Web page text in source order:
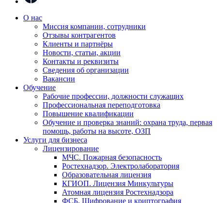
О нас
Миссия компании, сотрудники
Отзывы контрагентов
Клиенты и партнёры
Новости, статьи, акции
Контакты и реквизиты
Сведения об организации
Вакансии
Обучение
Рабочие профессии, должности служащих
Профессиональная переподготовка
Повышение квалификации
Обучение и проверка знаний: охрана труда, первая
помощь, работы на высоте, ОЗП
Услуги для бизнеса
Лицензирование
МЧС. Пожарная безопасность
Ростехнадзор. Электролаборатория
Образовательная лицензия
КГИОП. Лицензия Минкультуры
Атомная лицензия Ростехнадзора
ФСБ. Шифрование и криптография